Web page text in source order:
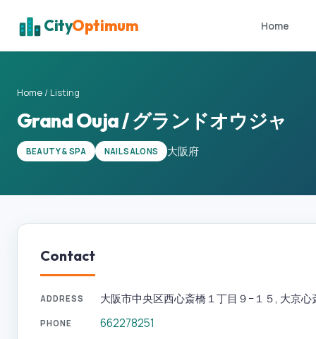
CityOptimum Home
Home / Listing
Grand Ouja / グランドオウジャ
BEAUTY & SPA NAIL SALONS 大阪府
Contact
ADDRESS 大阪市中央区西心斎橋１丁目９−１５, 大京
PHONE 662278251